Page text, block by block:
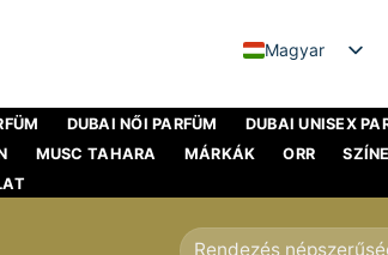
Magyar
DUBAI NŐI PARFÜM
DUBAI UNISEX
MUSC TAHARA MÁRKÁK ORR